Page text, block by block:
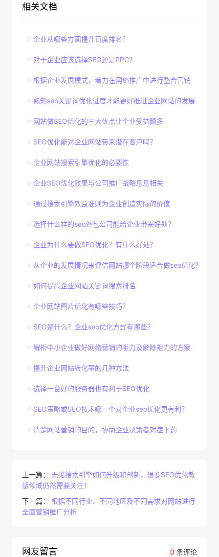
相关文档
企业从哪些方面提升百度排名？
对于企业应该选择SEO还是PPC？
根据企业发展模式，着力在网络推广中进行整合营销
熟知seo关键词优化进度才能更好推进企业网站的发展
网站做SEO优化的三大优点让企业受益颇多
SEO优化能对企业网站带来潜在客户吗？
企业网站搜索引擎优化的必要性
企业SEO优化效果与公司推广战略息息相关
通过搜索引擎效益准则为企业创造实际的价值
选择什么样的seo外包公司能给企业带来好处？
企业为什么要做SEO优化？有什么好处？
从企业的发展情况来评估网站哪个阶段适合做seo优化？
如何提高企业网站关键词搜索排名
企业网站图片优化有哪些技巧？
SEO是什么？企业seo优化方式有哪些？
解析中小企业做好网络营销的阻力及解除阻力的方案
提升企业网站转化率的几种方法
选择一台好的服务器也有利于SEO优化
SEO策略或SEO技术哪一个对企业seo优化更有利？
清楚网站营销的目的，协助企业决策者对症下药
上一篇： 无论搜索引擎如何升级和创新，很多SEO优化敏
感领域仍然需要关注！
下一篇： 根据不同行业、不同地区及不同需求对网站进行
全面营销推广分析
0 条评论
网友留言